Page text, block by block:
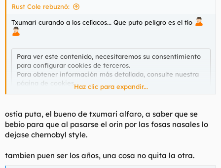
Rust Cole rebuznó:
Txumari curando a los celíacos... Que puto peligro es el tío
Para ver este contenido, necesitaremos su consentimiento
para configurar cookies de terceros.
Para obtener información más detallada, consulte nuestra
página de cookies.
Aceptar cookies de terceros
Haz clic para expandir...
ostia puta, el bueno de txumari alfaro, a saber que se
bebio para que al pasarse el orin por las fosas nasales lo
dejase chernobyl style.
tambien puen ser los años, una cosa no quita la otra.